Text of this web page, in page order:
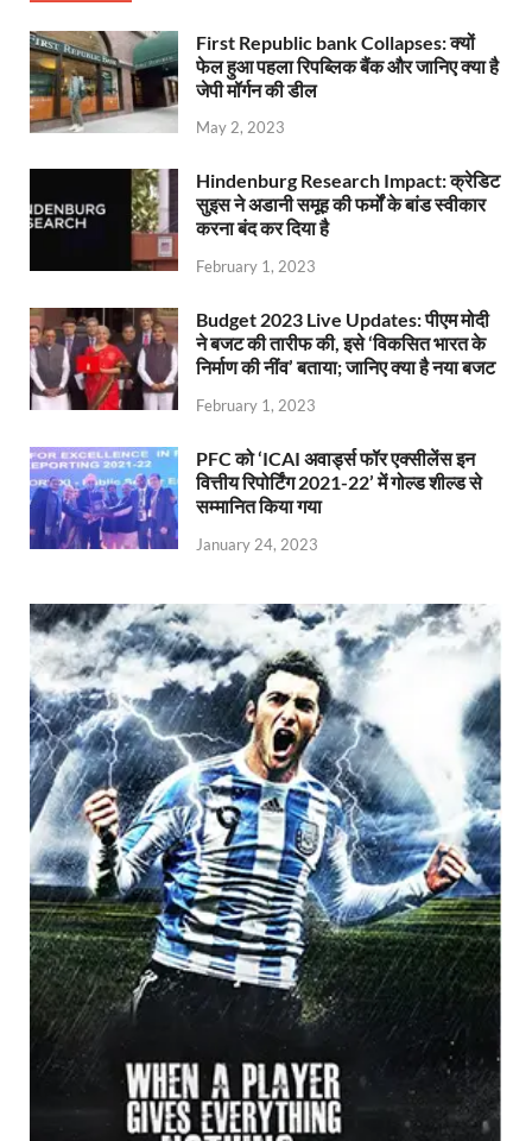
First Republic bank Collapses: क्यों
फेल हुआ पहला रिपब्लिक बैंक और जानिए क्या है
जेपी मॉर्गन की डील
May 2, 2023
Hindenburg Research Impact: क्रेडिट
सुइस ने अडानी समूह की फर्मों के बांड स्वीकार
करना बंद कर दिया है
February 1, 2023
Budget 2023 Live Updates: पीएम मोदी
ने बजट की तारीफ की, इसे ‘विकसित भारत के
निर्माण की नींव’ बताया; जानिए क्या है नया बजट
February 1, 2023
PFC को ‘ICAI अवार्ड्स फॉर एक्सीलेंस इन
वित्तीय रिपोर्टिंग 2021-22’ में गोल्ड शील्ड से
सम्मानित किया गया
January 24, 2023